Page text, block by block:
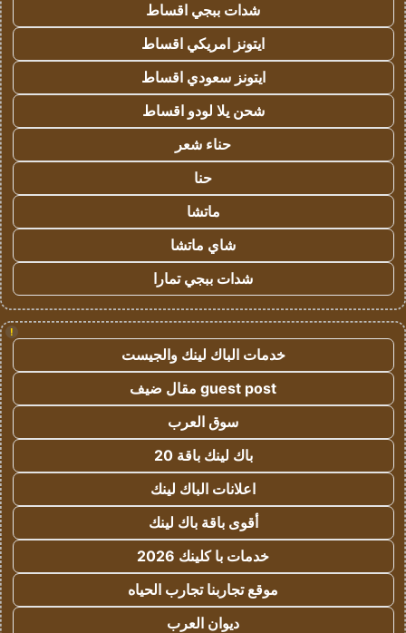
شدات ببجي اقساط
ايتونز امريكي اقساط
ايتونز سعودي اقساط
شحن يلا لودو اقساط
حناء شعر
حنا
ماتشا
شاي ماتشا
شدات ببجي تمارا
!
خدمات الباك لينك والجيست
guest post مقال ضيف
سوق العرب
باك لينك باقة 20
اعلانات الباك لينك
أقوى باقة باك لينك
خدمات با كلينك 2026
موقع تجاربنا تجارب الحياه
ديوان العرب